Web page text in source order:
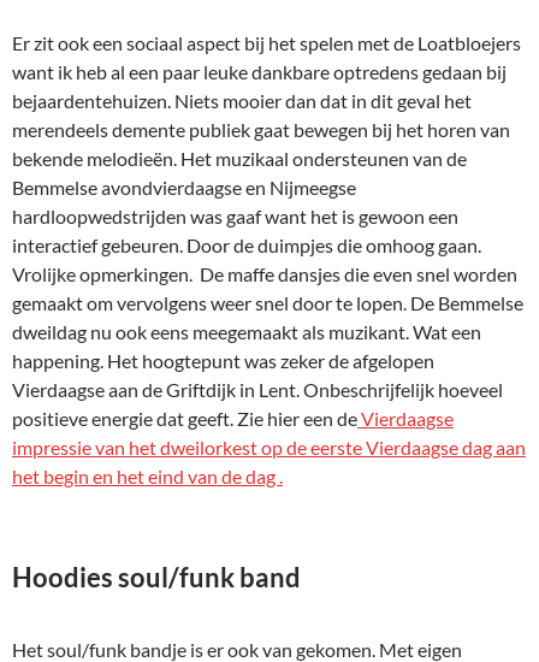
Er zit ook een sociaal aspect bij het spelen met de Loatbloejers
want ik heb al een paar leuke dankbare optredens gedaan bij
bejaardentehuizen. Niets mooier dan dat in dit geval het
merendeels demente publiek gaat bewegen bij het horen van
bekende melodieën. Het muzikaal ondersteunen van de
Bemmelse avondvierdaagse en Nijmeegse
hardloopwedstrijden was gaaf want het is gewoon een
interactief gebeuren. Door de duimpjes die omhoog gaan.
Vrolijke opmerkingen. De maffe dansjes die even snel worden
gemaakt om vervolgens weer snel door te lopen. De Bemmelse
dweildag nu ook eens meegemaakt als muzikant. Wat een
happening. Het hoogtepunt was zeker de afgelopen
Vierdaagse aan de Griftdijk in Lent. Onbeschrijfelijk hoeveel
positieve energie dat geeft. Zie hier een deVierdaagse
impressie van het dweilorkest op de eerste Vierdaagse dag aan
het begin en het eind van de dag .
Hoodies soul/funk band
Het soul/funk bandje is er ook van gekomen. Met eigen